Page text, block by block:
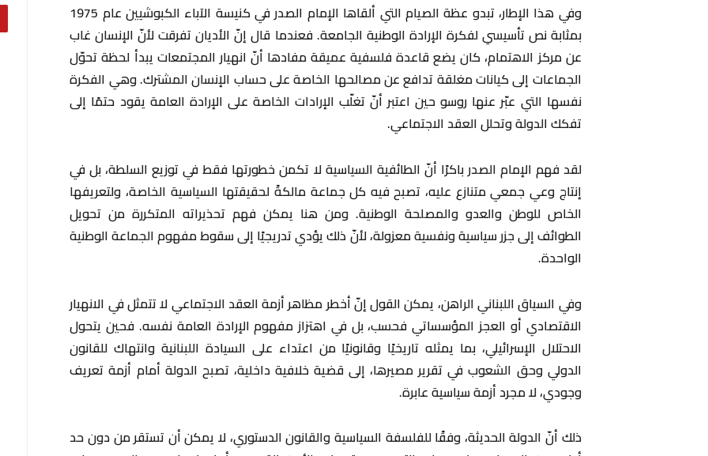
وفي هذا الإطار، تبدو عظة الصيام التي ألقاها الإمام الصدر في كنيسة الآباء الكبوشيين عام 1975
بمثابة نص تأسيسي لفكرة الإرادة الوطنية الجامعة. فعندما قال إنّ الأديان تفرقت لأنّ الإنسان غاب
عن مركز الاهتمام، كان يضع قاعدة فلسفية عميقة مفادها أنّ انهيار المجتمعات يبدأ لحظة تحوّل
الجماعات إلى كيانات مغلقة تدافع عن مصالحها الخاصة على حساب الإنسان المشترك. وهي الفكرة
نفسها التي عبّر عنها روسو حين اعتبر أنّ تغلّب الإرادات الخاصة على الإرادة العامة يقود حتمًا إلى
تفكك الدولة وتحلل العقد الاجتماعي.
لقد فهم الإمام الصدر باكرًا أنّ الطائفية السياسية لا تكمن خطورتها فقط في توزيع السلطة، بل في
إنتاج وعي جمعي متنازع عليه، تصبح فيه كل جماعة مالكةً لحقيقتها السياسية الخاصة، ولتعريفها
الخاص للوطن والعدو والمصلحة الوطنية. ومن هنا يمكن فهم تحذيراته المتكررة من تحويل
الطوائف إلى جزر سياسية ونفسية معزولة، لأنّ ذلك يؤدي تدريجيًا إلى سقوط مفهوم الجماعة الوطنية
الواحدة.
وفي السياق اللبناني الراهن، يمكن القول إنّ أخطر مظاهر أزمة العقد الاجتماعي لا تتمثل في الانهيار
الاقتصادي أو العجز المؤسساتي فحسب، بل في اهتزاز مفهوم الإرادة العامة نفسه. فحين يتحول
الاحتلال الإسرائيلي، بما يمثله تاريخيًا وقانونيًا من اعتداء على السيادة اللبنانية وانتهاك للقانون
الدولي وحق الشعوب في تقرير مصيرها، إلى قضية خلافية داخلية، تصبح الدولة أمام أزمة تعريف
وجودي، لا مجرد أزمة سياسية عابرة.
ذلك أنّ الدولة الحديثة، وفقًا للفلسفة السياسية والقانون الدستوري، لا يمكن أن تستقر من دون حد